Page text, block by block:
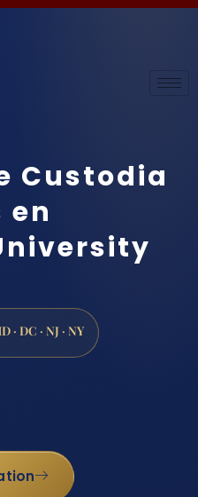
Custodia
en
· DC · NJ · NY